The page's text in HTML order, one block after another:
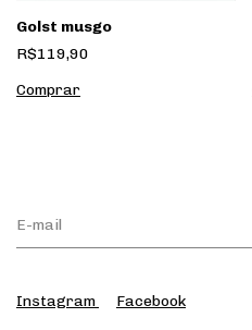
Golst musgo
R$119,90
Instagram Facebook